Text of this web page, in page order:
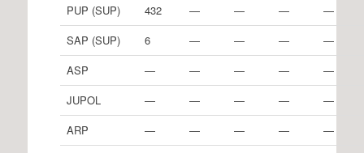
PUP (SUP)
432 — — —
—
SAP (SUP)
6 — — —
—
ASP
— — — —
—
JUPOL
— — — —
—
ARP
— — — — —